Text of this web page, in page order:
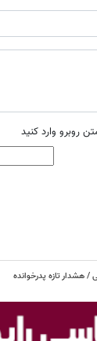
روبرو وارد کنید
تازه پدرخوانده